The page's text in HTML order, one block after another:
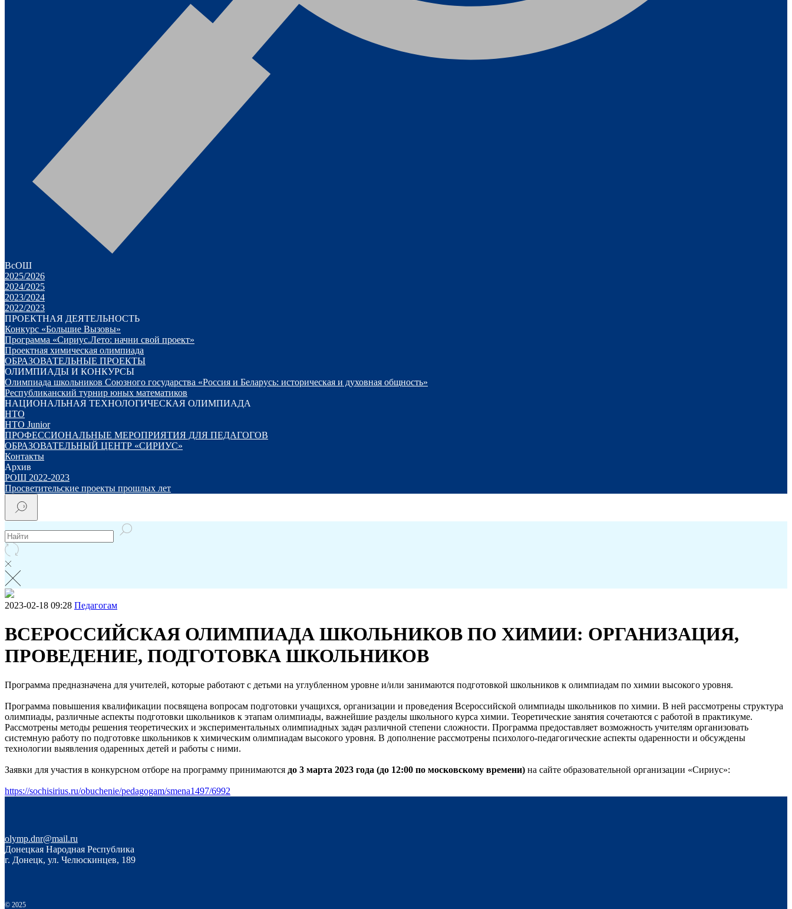
ВсОШ
2025/2026
2024/2025
2023/2024
2022/2023
ПРОЕКТНАЯ ДЕЯТЕЛЬНОСТЬ
Конкурс «Большие Вызовы»
Программа «Сириус.Лето: начни свой проект»
Проектная химическая олимпиада
ОБРАЗОВАТЕЛЬНЫЕ ПРОЕКТЫ
ОЛИМПИАДЫ И КОНКУРСЫ
Олимпиада школьников Союзного государства «Россия и Беларусь: историческая и духовная общность»
Республиканский турнир юных математиков
НАЦИОНАЛЬНАЯ ТЕХНОЛОГИЧЕСКАЯ ОЛИМПИАДА
НТО
НТО Junior
ПРОФЕССИОНАЛЬНЫЕ МЕРОПРИЯТИЯ ДЛЯ ПЕДАГОГОВ
ОБРАЗОВАТЕЛЬНЫЙ ЦЕНТР «СИРИУС»
Контакты
Архив
РОШ 2022-2023
Просветительские проекты прошлых лет
2023-02-18 09:28 Педагогам
ВСЕРОССИЙСКАЯ ОЛИМПИАДА ШКОЛЬНИКОВ ПО ХИМИИ: ОРГАНИЗАЦИЯ,
ПРОВЕДЕНИЕ, ПОДГОТОВКА ШКОЛЬНИКОВ
Программа предназначена для учителей, которые работают с детьми на углубленном уровне и/или занимаются подготовкой школьников к олимпиадам по химии высокого уровня.
Программа повышения квалификации посвящена вопросам подготовки учащихся, организации и проведения Всероссийской олимпиады школьников по химии. В ней рассмотрены структура
олимпиады, различные аспекты подготовки школьников к этапам олимпиады, важнейшие разделы школьного курса химии. Теоретические занятия сочетаются с работой в практикуме.
Рассмотрены методы решения теоретических и экспериментальных олимпиадных задач различной степени сложности. Программа предоставляет возможность учителям организовать
системную работу по подготовке школьников к химическим олимпиадам высокого уровня. В дополнение рассмотрены психолого-педагогические аспекты одаренности и обсуждены
технологии выявления одаренных детей и работы с ними.
Заявки для участия в конкурсном отборе на программу принимаются до 3 марта 2023 года (до 12:00 по московскому времени) на сайте образовательной организации «Сириус»:
https://sochisirius.ru/obuchenie/pedagogam/smena1497/6992
olymp.dnr@mail.ru
Донецкая Народная Республика
г. Донецк, ул. Челюскинцев, 189
© 2025